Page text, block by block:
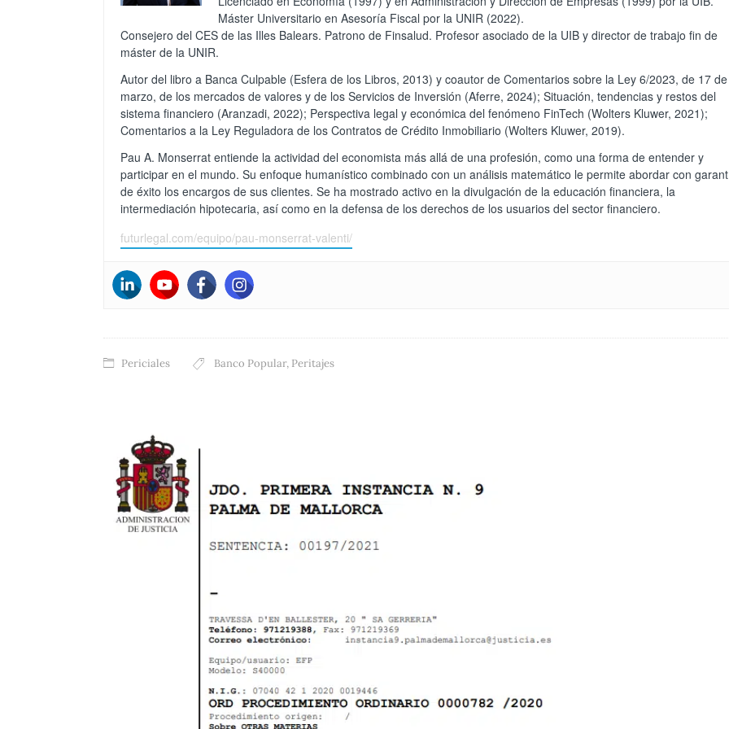
Máster Universitario en Asesoría Fiscal por la UNIR (2022).
Consejero del CES de las Illes Balears. Patrono de Finsalud. Profesor asociado de la UIB y director de trabajo fin de
máster de la UNIR.
Autor del libro a Banca Culpable (Esfera de los Libros, 2013) y coautor de Comentarios sobre la Ley 6/2023, de 17 de
marzo, de los mercados de valores y de los Servicios de Inversión (Aferre, 2024); Situación, tendencias y restos del
sistema financiero (Aranzadi, 2022); Perspectiva legal y económica del fenómeno FinTech (Wolters Kluwer, 2021);
Comentarios a la Ley Reguladora de los Contratos de Crédito Inmobiliario (Wolters Kluwer, 2019).
Pau A. Monserrat entiende la actividad del economista más allá de una profesión, como una forma de entender y
participar en el mundo. Su enfoque humanístico combinado con un análisis matemático le permite abordar con
de éxito los encargos de sus clientes. Se ha mostrado activo en la divulgación de la educación financiera, la
intermediación hipotecaria, así como en la defensa de los derechos de los usuarios del sector financiero.
futurlegal.com/equipo/pau-monserrat-valenti/
Periciales Banco Popular, Peritajes